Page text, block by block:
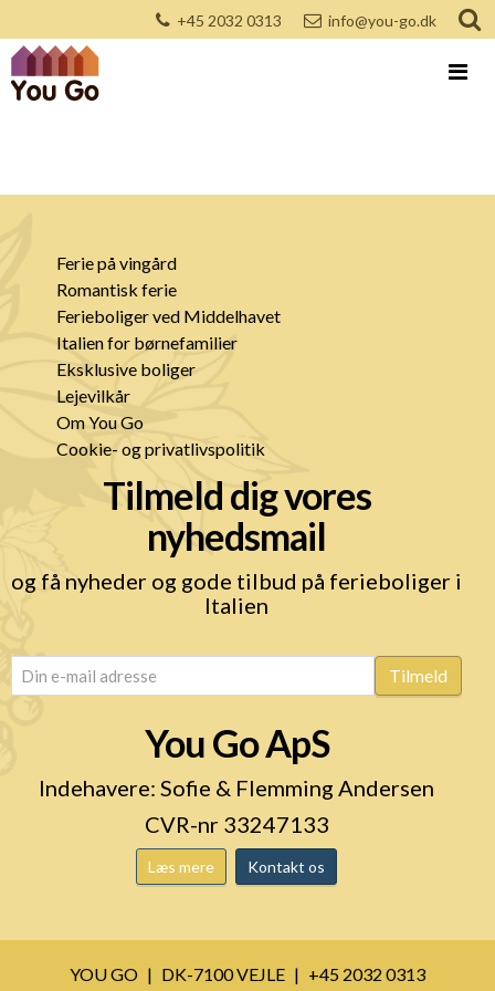
+45 2032 0313 info@you-go.dk
Ferie på vingård
Romantisk ferie
Ferieboliger ved Middelhavet
Italien for børnefamilier
Eksklusive boliger
Lejevilkår
Om You Go
Cookie- og privatlivspolitik
Tilmeld dig vores
nyhedsmail
og få nyheder og gode tilbud på ferieboliger i
Italien
email (Påkrævet) Tilmeld
You Go ApS
Indehavere: Sofie & Flemming Andersen
CVR-nr 33247133
Læs mere Kontakt os
YOU GO DK-7100 VEJLE
+45 2032 0313